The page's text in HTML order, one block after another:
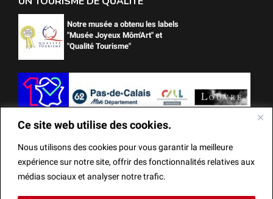
Ce site web utilise des cookies.
Nous utilisons des cookies pour vous garantir la meilleure
expérience sur notre site, offrir des fonctionnalités relatives aux
médias sociaux et analyser notre trafic.
Notre musée a obtenu les labels
"Musée Joyeux Môm'Art" et
"Qualité Tourisme"